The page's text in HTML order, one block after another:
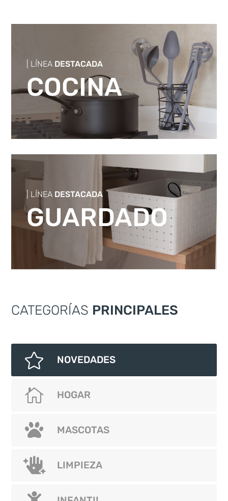
| LÍNEA DESTACADA
COCINA
| LÍNEA DESTACADA
GUARDADO
CATEGORÍAS PRINCIPALES
 NOVEDADES
 NOVEDADES
 HOGAR
 HOGAR
 MASCOTAS
 MASCOTAS
 LIMPIEZA
LIMPIEZA